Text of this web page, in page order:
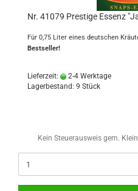
Nr. 41079 Prestige Essenz
Für 0,75 Liter eines deutschen
Bestseller!
Lieferzeit:
2-4 Werktage
Lagerbestand: 9 Stück
Kein Steuerausweis gem.